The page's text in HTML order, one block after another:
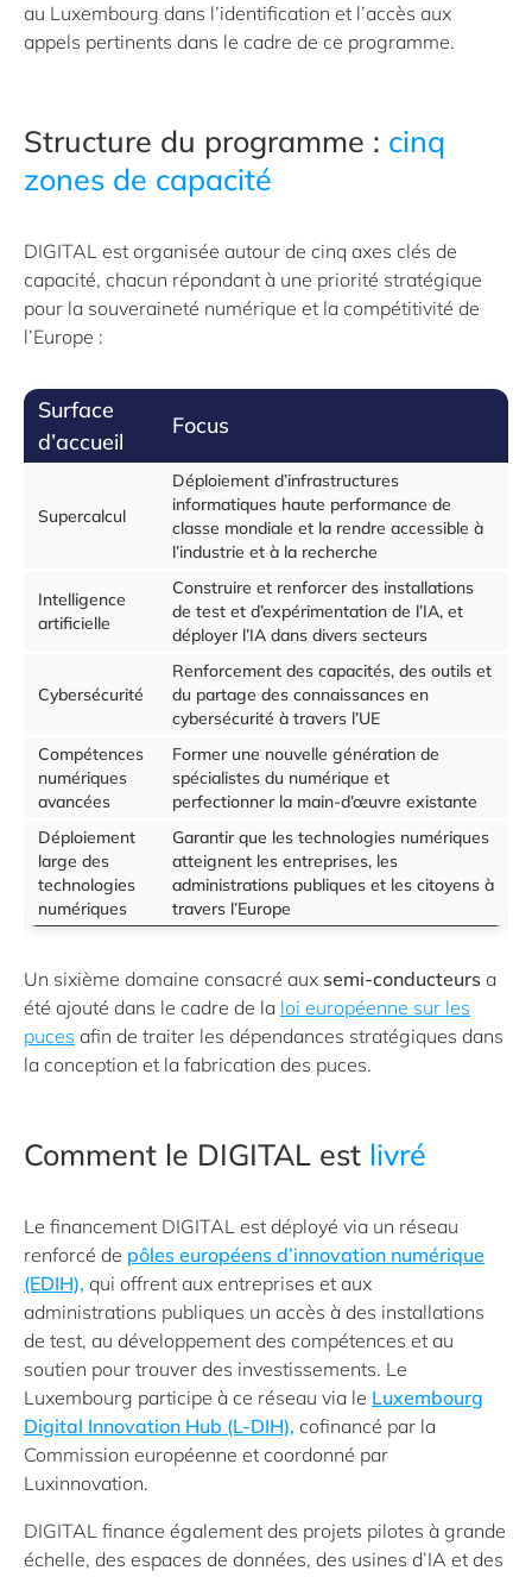
au Luxembourg dans l’identification et l’accès aux
appels pertinents dans le cadre de ce programme.
Structure du programme : cinq
zones de capacité
DIGITAL est organisée autour de cinq axes clés de
capacité, chacun répondant à une priorité stratégique
pour la souveraineté numérique et la compétitivité de
l’Europe :
Surface
d’accueil
Focus
Supercalcul
Déploiement d’infrastructures
informatiques haute performance de
classe mondiale et la rendre accessible à
l’industrie et à la recherche
Intelligence
artificielle
Construire et renforcer des installations
de test et d’expérimentation de l’IA, et
déployer l’IA dans divers secteurs
Cybersécurité
Renforcement des capacités, des outils et
du partage des connaissances en
cybersécurité à travers l’UE
Compétences
numériques
avancées
Former une nouvelle génération de
spécialistes du numérique et
perfectionner la main-d’œuvre existante
Déploiement
large des
technologies
numériques
Garantir que les technologies numériques
atteignent les entreprises, les
administrations publiques et les citoyens à
travers l’Europe
Un sixième domaine consacré aux semi-conducteurs a
été ajouté dans le cadre de la loi européenne sur les
puces afin de traiter les dépendances stratégiques dans
la conception et la fabrication des puces.
Comment le DIGITAL est livré
Le financement DIGITAL est déployé via un réseau
renforcé de pôles européens d’innovation numérique
(EDIH), qui offrent aux entreprises et aux
administrations publiques un accès à des installations
de test, au développement des compétences et au
soutien pour trouver des investissements. Le
Luxembourg participe à ce réseau via le Luxembourg
Digital Innovation Hub (L-DIH), cofinancé par la
Commission européenne et coordonné par
Luxinnovation.
DIGITAL finance également des projets pilotes à grande
échelle, des espaces de données, des usines d’IA et des